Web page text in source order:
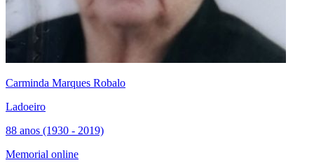
Carminda Marques Robalo
Ladoeiro
88 anos (1930 - 2019)
Memorial online